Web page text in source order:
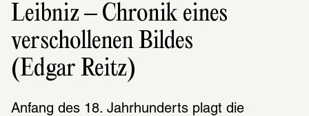
Leibniz – Chronik eines
verschollenen Bildes
(Edgar Reitz)
Anfang des 18. Jahrhunderts plagt die